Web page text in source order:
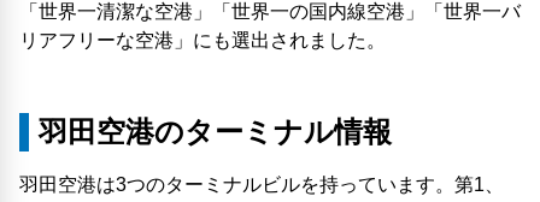
「世界一清潔な空港」「世界一の国内線空港」「世界一バ
リアフリーな空港」にも選出されました。
羽田空港のターミナル情報
羽田空港は3つのターミナルビルを持っています。第1、